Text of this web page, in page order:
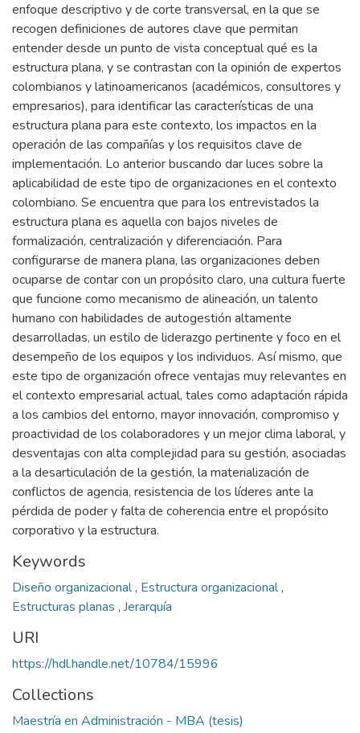
enfoque descriptivo y de corte transversal, en la que se
recogen definiciones de autores clave que permitan
entender desde un punto de vista conceptual qué es la
estructura plana, y se contrastan con la opinión de expertos
colombianos y latinoamericanos (académicos, consultores y
empresarios), para identificar las características de una
estructura plana para este contexto, los impactos en la
operación de las compañías y los requisitos clave de
implementación. Lo anterior buscando dar luces sobre la
aplicabilidad de este tipo de organizaciones en el contexto
colombiano. Se encuentra que para los entrevistados la
estructura plana es aquella con bajos niveles de
formalización, centralización y diferenciación. Para
configurarse de manera plana, las organizaciones deben
ocuparse de contar con un propósito claro, una cultura fuerte
que funcione como mecanismo de alineación, un talento
humano con habilidades de autogestión altamente
desarrolladas, un estilo de liderazgo pertinente y foco en el
desempeño de los equipos y los individuos. Así mismo, que
este tipo de organización ofrece ventajas muy relevantes en
el contexto empresarial actual, tales como adaptación rápida
a los cambios del entorno, mayor innovación, compromiso y
proactividad de los colaboradores y un mejor clima laboral, y
desventajas con alta complejidad para su gestión, asociadas
a la desarticulación de la gestión, la materialización de
conflictos de agencia, resistencia de los líderes ante la
pérdida de poder y falta de coherencia entre el propósito
corporativo y la estructura.
Keywords
Diseño organizacional, Estructura organizacional,
Estructuras planas , Jerarquía
URI
https://hdl.handle.net/10784/15996
Collections
Maestría en Administración - MBA (tesis)